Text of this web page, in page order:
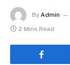
By Admin
2 Mins Read